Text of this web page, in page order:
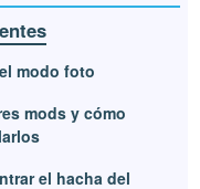
modo foto
mods y cómo
el hacha del